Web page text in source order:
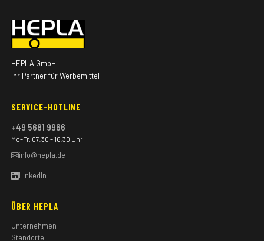
HEPLA GmbH
Ihr Partner für Werbemittel
SERVICE-HOTLINE
+49 5681 9966
Mo–Fr, 07:30 – 16:30 Uhr
info@hepla.de
LinkedIn
ÜBER HEPLA
Unternehmen
Standorte